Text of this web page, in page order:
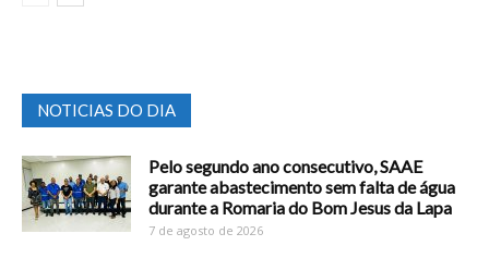
NOTICIAS DO DIA
Pelo segundo ano consecutivo, SAAE
garante abastecimento sem falta de água
durante a Romaria do Bom Jesus da Lapa
7 de agosto de 2026